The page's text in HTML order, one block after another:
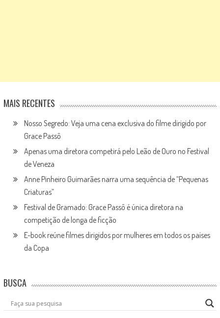
MAIS RECENTES
Nosso Segredo: Veja uma cena exclusiva do filme dirigido por
Grace Passô
Apenas uma diretora competirá pelo Leão de Ouro no Festival
de Veneza
Anne Pinheiro Guimarães narra uma sequência de “Pequenas
Criaturas”
Festival de Gramado: Grace Passô é única diretora na
competição de longa de ficção
E-book reúne filmes dirigidos por mulheres em todos os países
da Copa
BUSCA